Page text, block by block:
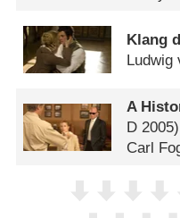
Klang
Ludwig
A
D 2005)
Carl